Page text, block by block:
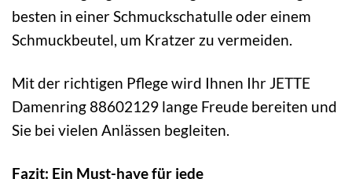
besten in einer Schmuckschatulle oder einem
Schmuckbeutel, um Kratzer zu vermeiden.
Mit der richtigen Pflege wird Ihnen Ihr JETTE
Damenring 88602129 lange Freude bereiten und
Sie bei vielen Anlässen begleiten.
Fazit: Ein Must-have für jede